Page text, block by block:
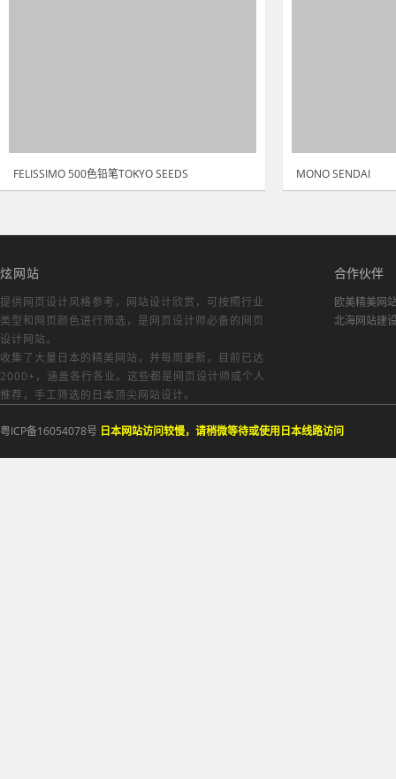
FELISSIMO 500色铅笔TOKYO SEEDS MONO SENDAI
炫网站
提供网页设计风格参考， 网站设计欣赏 ，可按照行业
类型和网页颜色进行筛选，是网页设计师必备的网页
设计网站。
收集了大量日本的精美网站，并每周更新，目前已达
2000+，涵盖各行各业。这些都是网页设计师或个人
推荐，手工筛选的日本顶尖网站设计。
合作伙伴
欧美精美网
北海网站建
粤ICP备16054078号 日本网站访问较慢，请稍微等待或使用日本线路访问